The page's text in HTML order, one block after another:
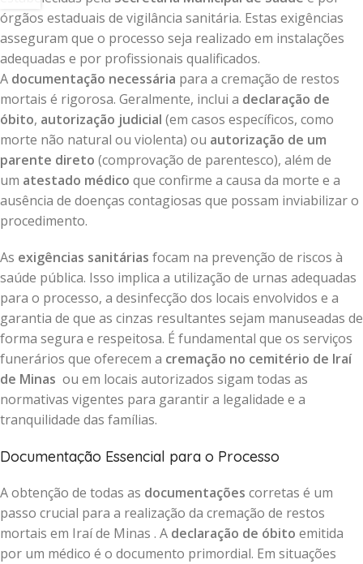
órgãos estaduais de vigilância sanitária. Estas exigências
asseguram que o processo seja realizado em instalações
adequadas e por profissionais qualificados.
A documentação necessária para a cremação de restos
mortais é rigorosa. Geralmente, inclui a declaração de
óbito, autorização judicial (em casos específicos, como
morte não natural ou violenta) ou autorização de um
parente direto (comprovação de parentesco), além de
um atestado médico que confirme a causa da morte e a
ausência de doenças contagiosas que possam inviabilizar o
procedimento.
As exigências sanitárias focam na prevenção de riscos à
saúde pública. Isso implica a utilização de urnas adequadas
para o processo, a desinfecção dos locais envolvidos e a
garantia de que as cinzas resultantes sejam manuseadas de
forma segura e respeitosa. É fundamental que os serviços
funerários que oferecem a cremação no cemitério de Iraí
de Minas ou em locais autorizados sigam todas as
normativas vigentes para garantir a legalidade e a
tranquilidade das famílias.
Documentação Essencial para o Processo
A obtenção de todas as documentações corretas é um
passo crucial para a realização da cremação de restos
mortais em Iraí de Minas . A declaração de óbito emitida
por um médico é o documento primordial. Em situações